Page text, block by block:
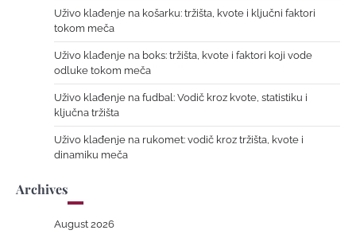
Uživo klađenje na košarku: tržišta, kvote i ključni faktori
tokom meča
Uživo klađenje na boks: tržišta, kvote i faktori koji vode
odluke tokom meča
Uživo klađenje na fudbal: Vodič kroz kvote, statistiku i
ključna tržišta
Uživo klađenje na rukomet: vodič kroz tržišta, kvote i
dinamiku meča
Archives
August 2026